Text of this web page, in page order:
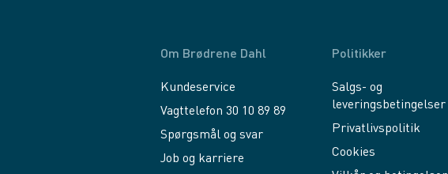
Om Brødrene Dahl
Kundeservice
Vagttelefon 30 10 89 89
Spørgsmål og svar
Job og karriere
Politikker
Salgs- og
leveringsbetingelser
Privatlivspolitik
Cookies